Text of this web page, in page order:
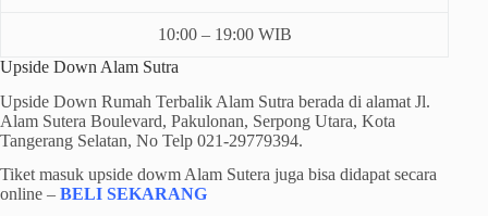
10:00 – 19:00 WIB
Upside Down Alam Sutra
Upside Down Rumah Terbalik Alam Sutra berada di alamat Jl.
Alam Sutera Boulevard, Pakulonan, Serpong Utara, Kota
Tangerang Selatan, No Telp 021-29779394.
Tiket masuk upside dowm Alam Sutera juga bisa didapat secara
online – BELI SEKARANG